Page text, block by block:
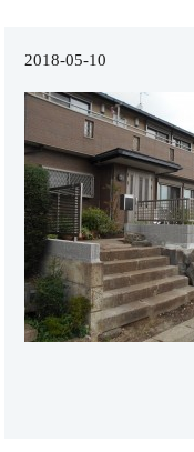
2018-05-10